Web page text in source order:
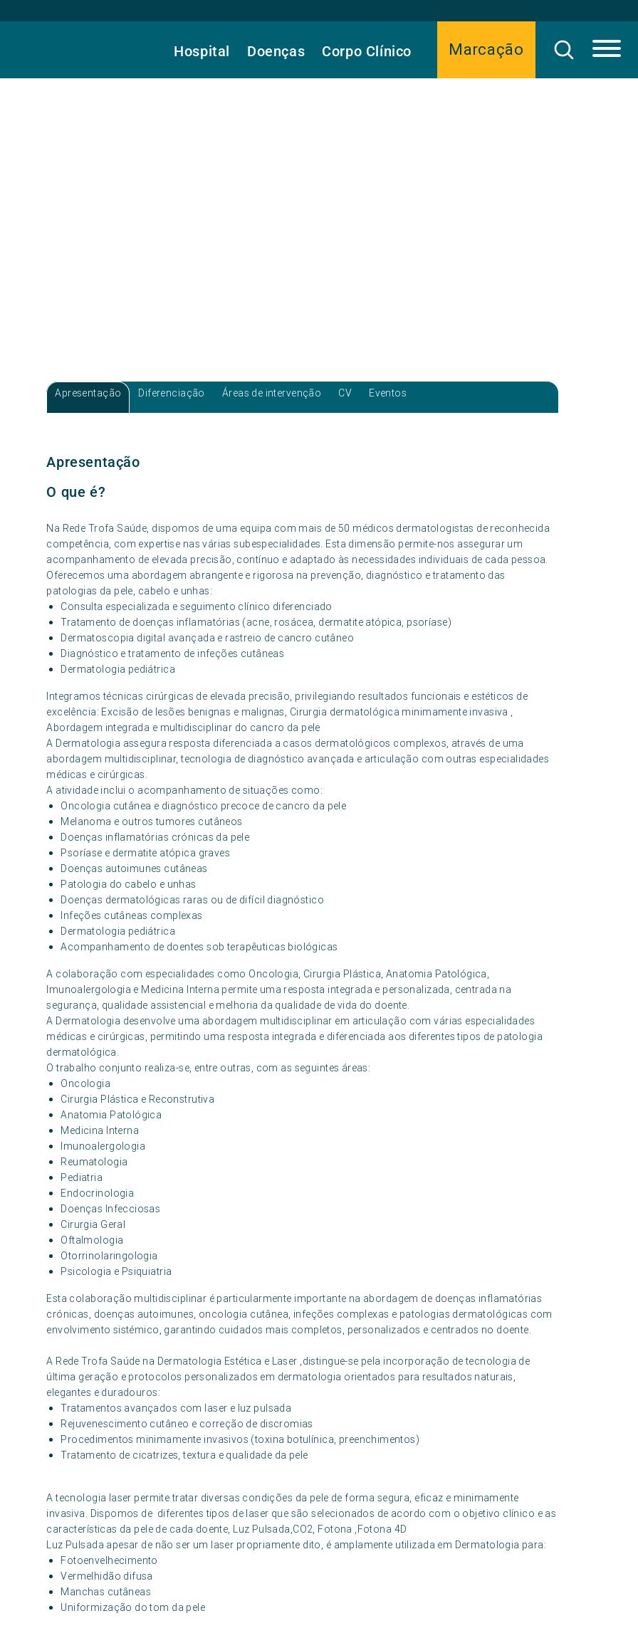
Marcação
Hospital Doenças Corpo Clínico
Apresentação Diferenciação Áreas de intervenção CV Eventos
Apresentação
O que é?
Na Rede Trofa Saúde, dispomos de uma equipa com mais de 50 médicos dermatologistas de reconhecida
competência, com expertise nas várias subespecialidades. Esta dimensão permite-nos assegurar um
acompanhamento de elevada precisão, contínuo e adaptado às necessidades individuais de cada pessoa.
Oferecemos uma abordagem abrangente e rigorosa na prevenção, diagnóstico e tratamento das
patologias da pele, cabelo e unhas:
Consulta especializada e seguimento clínico diferenciado
Tratamento de doenças inflamatórias (acne, rosácea, dermatite atópica, psoríase)
Dermatoscopia digital avançada e rastreio de cancro cutâneo
Diagnóstico e tratamento de infeções cutâneas
Dermatologia pediátrica
Integramos técnicas cirúrgicas de elevada precisão, privilegiando resultados funcionais e estéticos de
excelência: Excisão de lesões benignas e malignas, Cirurgia dermatológica minimamente invasiva ,
Abordagem integrada e multidisciplinar do cancro da pele
A Dermatologia assegura resposta diferenciada a casos dermatológicos complexos, através de uma
abordagem multidisciplinar, tecnologia de diagnóstico avançada e articulação com outras especialidades
médicas e cirúrgicas.
A atividade inclui o acompanhamento de situações como:
Oncologia cutânea e diagnóstico precoce de cancro da pele
Melanoma e outros tumores cutâneos
Doenças inflamatórias crónicas da pele
Psoríase e dermatite atópica graves
Doenças autoimunes cutâneas
Patologia do cabelo e unhas
Doenças dermatológicas raras ou de difícil diagnóstico
Infeções cutâneas complexas
Dermatologia pediátrica
Acompanhamento de doentes sob terapêuticas biológicas
A colaboração com especialidades como Oncologia, Cirurgia Plástica, Anatomia Patológica,
Imunoalergologia e Medicina Interna permite uma resposta integrada e personalizada, centrada na
segurança, qualidade assistencial e melhoria da qualidade de vida do doente.
A Dermatologia desenvolve uma abordagem multidisciplinar em articulação com várias especialidades
médicas e cirúrgicas, permitindo uma resposta integrada e diferenciada aos diferentes tipos de patologia
dermatológica.
O trabalho conjunto realiza-se, entre outras, com as seguintes áreas:
Oncologia
Cirurgia Plástica e Reconstrutiva
Anatomia Patológica
Medicina Interna
Imunoalergologia
Reumatologia
Pediatria
Endocrinologia
Doenças Infecciosas
Cirurgia Geral
Oftalmologia
Otorrinolaringologia
Psicologia e Psiquiatria
Esta colaboração multidisciplinar é particularmente importante na abordagem de doenças inflamatórias
crónicas, doenças autoimunes, oncologia cutânea, infeções complexas e patologias dermatológicas com
envolvimento sistémico, garantindo cuidados mais completos, personalizados e centrados no doente.
A Rede Trofa Saúde na Dermatologia Estética e Laser ,distingue-se pela incorporação de tecnologia de
última geração e protocolos personalizados em dermatologia orientados para resultados naturais,
elegantes e duradouros:
Tratamentos avançados com laser e luz pulsada
Rejuvenescimento cutâneo e correção de discromias
Procedimentos minimamente invasivos (toxina botulínica, preenchimentos)
Tratamento de cicatrizes, textura e qualidade da pele
A tecnologia laser permite tratar diversas condições da pele de forma segura, eficaz e minimamente
invasiva. Dispomos de diferentes tipos de laser que são selecionados de acordo com o objetivo clínico e as
características da pele de cada doente, Luz Pulsada,CO2, Fotona ,Fotona 4D
Luz Pulsada apesar de não ser um laser propriamente dito, é amplamente utilizada em Dermatologia para:
Fotoenvelhecimento
Vermelhidão difusa
Manchas cutâneas
Uniformização do tom da pele